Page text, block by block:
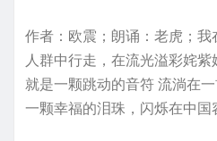
作者：欧震；朗诵：老虎；
人群中行走，在流光溢彩姹
就是一颗跳动的音符 流淌在
一颗幸福的泪珠，闪烁在中